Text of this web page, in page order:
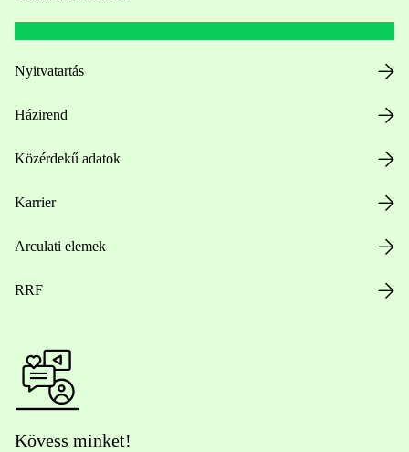
Nyitvatartás
Házirend
Közérdekű adatok
Karrier
Arculati elemek
RRF
Kövess minket!